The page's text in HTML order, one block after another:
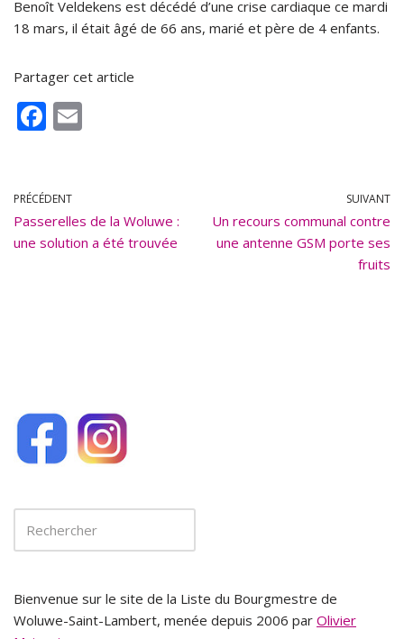
Benoît Veldekens est décédé d’une crise cardiaque ce mardi
18 mars, il était âgé de 66 ans, marié et père de 4 enfants.
Partager cet article
F
b
o
o
PRÉCÉDENT
Passerelles de la Woluwe :
une solution a été trouvée
SUIVANT
Un recours communal contre
une antenne GSM porte ses
fruits
Bienvenue sur le site de la Liste du Bourgmestre de
Woluwe-Saint-Lambert, menée depuis 2006 par Olivier